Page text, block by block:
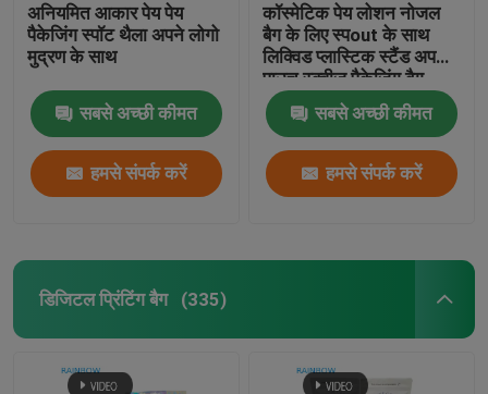
अनियमित आकार पेय पेय
पैकेजिंग स्पॉट थैला अपने लोगो
मुद्रण के साथ
सबसे अच्छी कीमत
हमसे संपर्क करें
कॉस्मेटिक पेय लोशन नोजल
बैग के लिए स्पout के साथ
लिक्विड प्लास्टिक स्टैंड अप
पाउच स्क्वीज पैकेजिंग बैग
सबसे अच्छी कीमत
हमसे संपर्क करें
डिजिटल प्रिंटिंग बैग (335)